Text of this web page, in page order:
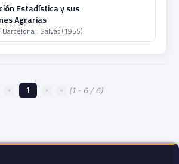
Estadística y sus
Agrarías
: Salvat (1955)
1 (1 - 6 / 6)